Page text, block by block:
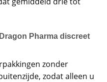
Pharma discreet
zonder
zodat alleen u